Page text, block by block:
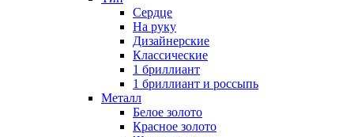
Сердце
На руку
Дизайнерские
Классические
1 бриллиант
1 бриллиант и россыпь
Металл
Белое золото
Красное золото